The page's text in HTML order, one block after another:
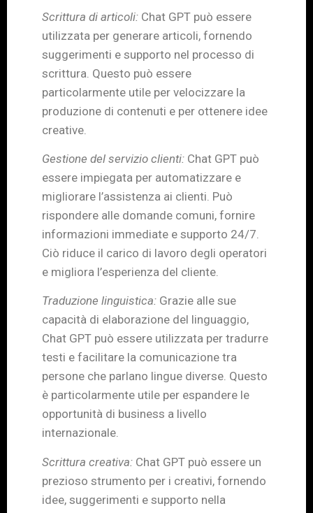
Scrittura di articoli: Chat GPT può essere
utilizzata per generare articoli, fornendo
suggerimenti e supporto nel processo di
scrittura. Questo può essere
particolarmente utile per velocizzare la
produzione di contenuti e per ottenere idee
creative.
Gestione del servizio clienti: Chat GPT può
essere impiegata per automatizzare e
migliorare l’assistenza ai clienti. Può
rispondere alle domande comuni, fornire
informazioni immediate e supporto 24/7.
Ciò riduce il carico di lavoro degli operatori
e migliora l’esperienza del cliente.
Traduzione linguistica: Grazie alle sue
capacità di elaborazione del linguaggio,
Chat GPT può essere utilizzata per tradurre
testi e facilitare la comunicazione tra
persone che parlano lingue diverse. Questo
è particolarmente utile per espandere le
opportunità di business a livello
internazionale.
Scrittura creativa: Chat GPT può essere un
prezioso strumento per i creativi, fornendo
idee, suggerimenti e supporto nella